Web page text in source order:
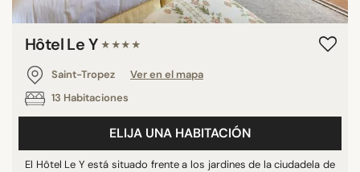
Hôtel Le Y ★★★★
Saint-Tropez
Ver en el mapa
13 Habitaciones
ELIJA UNA HABITACIÓN
El Hôtel Le Y está situado frente a los jardines de la ciudadela de